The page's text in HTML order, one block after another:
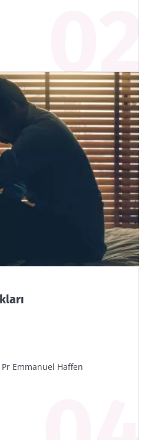
Pr Emmanuel Haffen
ile
nasıl